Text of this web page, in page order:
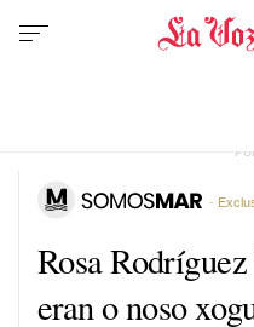
Rosa
eran o noso
·